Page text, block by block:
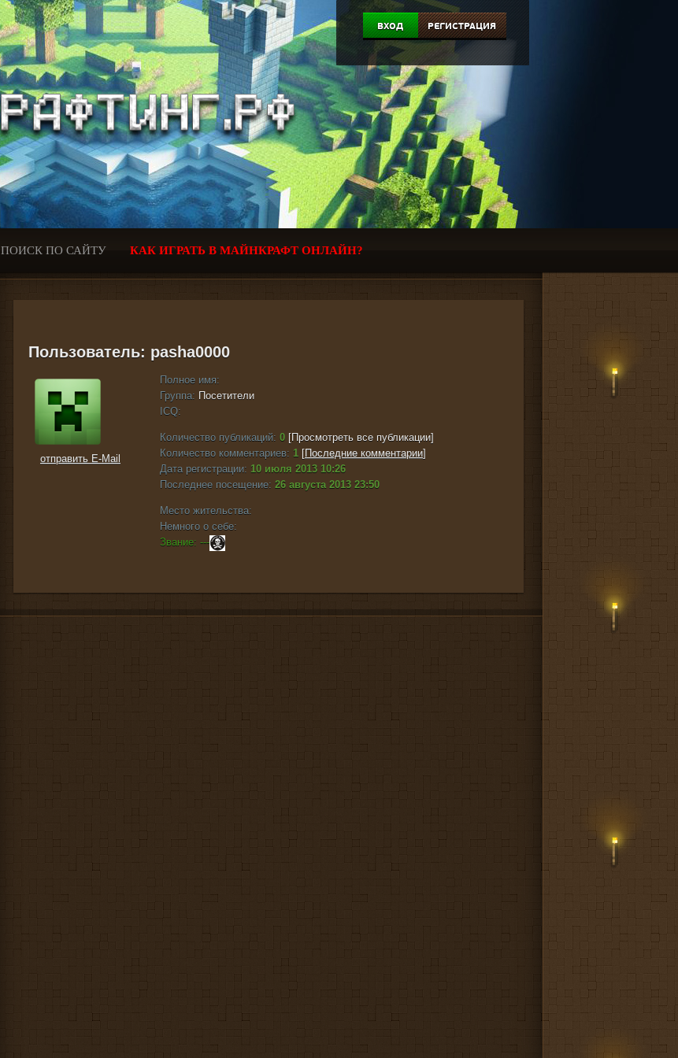
ВХОД РЕГИСТРАЦИЯ
ПОИСК ПО САЙТУ КАК ИГРАТЬ В МАЙНКРАФТ ОНЛАЙН?
Пользователь: pasha0000
отправить E-Mail
Полное имя:
Группа: Посетители
ICQ:
Количество публикаций: 0 [Просмотреть все публикации]
Количество комментариев: 1 [Последние комментарии]
Дата регистрации: 10 июля 2013 10:26
Последнее посещение: 26 августа 2013 23:50
Место жительства:
Немного о себе:
Звание: ---